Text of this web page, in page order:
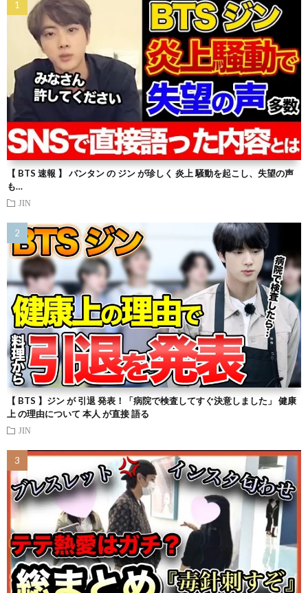
【 BTS 速報 】 バンタン の ジン が珍しく 炎上 騒動を起こし、失望の声
も…
JIN
【 BTS 】ジン が 引退 発表！「病院で検査してすぐ決意しました」 健康
上 の理由について 本人 が直接 語る
JIN